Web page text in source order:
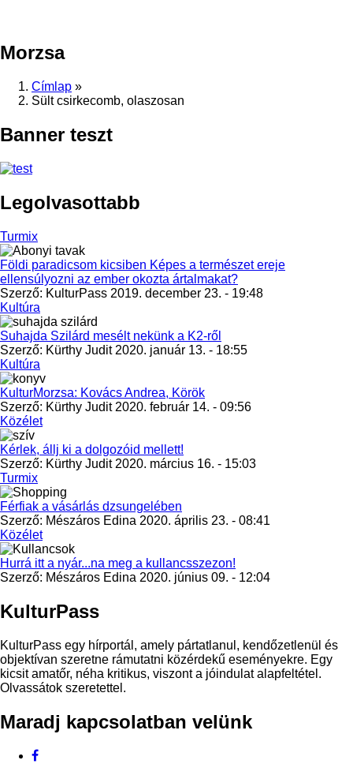
Morzsa
Címlap »
Sült csirkecomb, olaszosan
Banner teszt
Legolvasottabb
Turmix
Földi paradicsom kicsiben Képes a természet ereje
ellensúlyozni az ember okozta ártalmakat?
Szerző: KulturPass 2019. december 23. - 19:48
Kultúra
Suhajda Szilárd mesélt nekünk a K2-ről
Szerző: Kürthy Judit 2020. január 13. - 18:55
Kultúra
KulturMorzsa: Kovács Andrea, Körök
Szerző: Kürthy Judit 2020. február 14. - 09:56
Közélet
Kérlek, állj ki a dolgozóid mellett!
Szerző: Kürthy Judit 2020. március 16. - 15:03
Turmix
Férfiak a vásárlás dzsungelében
Szerző: Mészáros Edina 2020. április 23. - 08:41
Közélet
Hurrá itt a nyár...na meg a kullancsszezon!
Szerző: Mészáros Edina 2020. június 09. - 12:04
KulturPass
KulturPass egy hírportál, amely pártatlanul, kendőzetlenül és
objektívan szeretne rámutatni közérdekű eseményekre. Egy
kicsit amatőr, néha kritikus, viszont a jóindulat alapfeltétel.
Olvassátok szeretettel.
Maradj kapcsolatban velünk
Facebook